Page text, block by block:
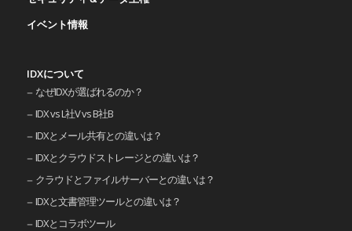
イベント情報
IDXについて
なぜIDXが選ばれるのか？
IDX vs L社V vs B社B
IDXとメール共有との違いは？
IDXとクラウドストレージとの違いは？
クラウドとファイルサーバーとの違いは？
IDXと文書管理ツールとの違いは？
IDXとコラボツール